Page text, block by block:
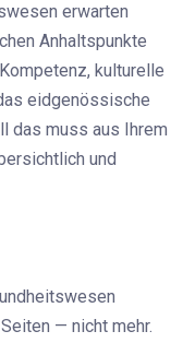
erwarten
Anhaltspunkte
kulturelle
eidgenössische
das muss aus Ihrem
und
— nicht mehr.